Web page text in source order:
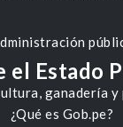
ganadería y
el Estado
¿Qué es Gob.pe?